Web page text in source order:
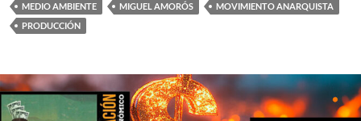
MEDIO AMBIENTE
MIGUEL AMORÓS
MOVIMIENTO ANARQUISTA
PRODUCCIÓN